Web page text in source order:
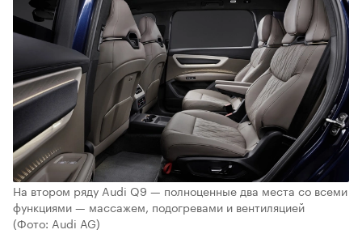
На втором ряду Audi Q9 — полноценные два места со всеми
функциями — массажем, подогревами и вентиляцией
(Фото: Audi AG)